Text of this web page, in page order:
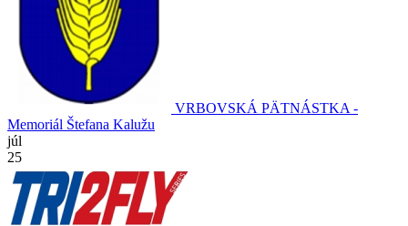
VRBOVSKÁ PÄTNÁSTKA -
Memoriál Štefana Kalužu
júl
25